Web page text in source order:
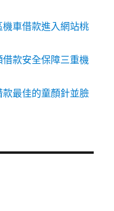
車借款進入網站桃
款安全保障三重機
最佳的童顏針並臉